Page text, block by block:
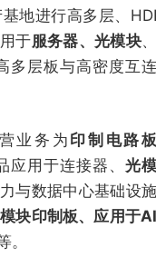
地进行高多层、HDI
于服务器、光模块、
多层板与高密度互
业务为 印制电路板
用于连接器、 光模
与数据中心基础设施
块印制板、应用于AI
。